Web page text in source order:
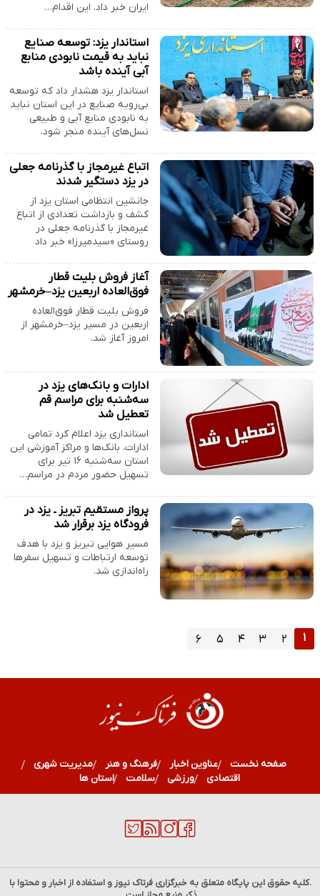
ایران خبر داد. این اقدام…
استاندار یزد: توسعه صنایع
نباید به قیمت نابودی منابع
آبی آینده باشد
استاندار یزد هشدار داد که توسعه
بی‌رویه صنایع در این استان نباید
به نابودی منابع آبی و طبیعی
نسل‌های آینده منجر شود.
اتباع غیرمجاز با گذرنامه جعلی
در یزد دستگیر شدند
جانشین انتظامی استان یزد از
کشف و بازداشت تعدادی از اتباع
غیرمجاز با گذرنامه جعلی در
روستای «سیدمیرزا» خبر داد
آغاز فروش بلیت قطار
فوق‌العاده اربعین یزد–خرمشهر
فروش بلیت قطار فوق‌العاده
اربعین در مسیر یزد–خرمشهر از
امروز آغاز شد.
ادارات و بانک‌های یزد در
سه‌شنبه برای مراسم قم
تعطیل شد
استانداری یزد اعلام کرد تمامی
ادارات، بانک‌ها و مراکز آموزشی این
استان سه‌شنبه ۱۶ تیر برای
تسهیل حضور مردم در مراسم…
پرواز مستقیم تبریز ـ یزد در
فرودگاه یزد برقرار شد
مسیر هوایی تبریز و یزد با هدف
توسعه ارتباطات و تسهیل سفرها
راه‌اندازی شد.
۱ ۲ ۳ ۴ ۵ ۶
صفحه نخست عناوین اخبار فرهنگ و هنر
مدیریت شهری
اقتصادی
ورزشی سلامت استان ها
.کلیه حقوق این پایگاه متعلق به خبرگزاریفرتاک نیوز و استفاده از اخبار و محتوا با